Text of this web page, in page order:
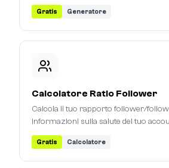
Gratis Generatore
Calcolatore Ratio Follower
Calcola il tuo rapporto follower/
informazioni sulla salute del tuo
Gratis Calcolatore